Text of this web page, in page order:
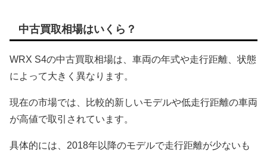
中古買取相場はいくら？
WRX S4の中古買取相場は、車両の年式や走行距離、状態
によって大きく異なります。
現在の市場では、比較的新しいモデルや低走行距離の車両
が高値で取引されています。
具体的には、2018年以降のモデルで走行距離が少ないも